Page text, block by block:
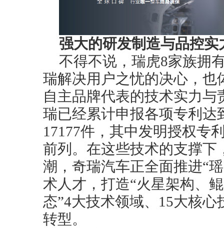
强大的研发制造与品控
不得不说，瑞虎8家族拥
瑞解决用户之忧的决心，
自主品牌代表的技术实力
瑞已经累计申报各项专利达
17177件，其中发明授权专
前列。在这些技术的支撑
潮，奇瑞汽车正全面推进“
术人才，打造“火星架构、
态”4大技术领域、15大核
转型。